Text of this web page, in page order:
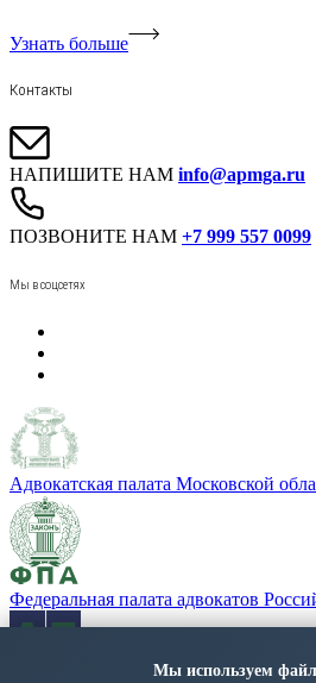
Узнать больше
Контакты
НАПИШИТЕ НАМ info@apmga.ru
ПОЗВОНИТЕ НАМ +7 999 557 0099
Мы в соцсетях
Адвокатская палата Московской
Федеральная палата адвокатов
«Адвокатская газета» - орган
Мы используем